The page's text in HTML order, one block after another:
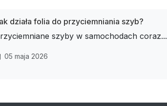
działa folia do przyciemniania szyb?
szyby w samochodach coraz...
05 maja 2026